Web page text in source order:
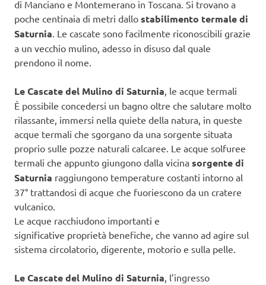
di Manciano e Montemerano in Toscana. Si trovano a
poche centinaia di metri dallo stabilimento termale di
Saturnia . Le cascate sono facilmente riconoscibili grazie
a un vecchio mulino, adesso in disuso dal quale
prendono il nome.
Le Cascate del Mulino di Saturnia , le acque termali
È possibile concedersi un bagno oltre che salutare molto
rilassante, immersi nella quiete della natura, in queste
acque termali che sgorgano da una sorgente situata
proprio sulle pozze naturali calcaree. Le acque solfuree
termali che appunto giungono dalla vicina sorgente di
Saturnia raggiungono temperature costanti intorno al
37° trattandosi di acque che fuoriescono da un cratere
vulcanico.
Le acque racchiudono importanti e
significative proprietà benefiche, che vanno ad agire sul
sistema circolatorio, digerente, motorio e sulla pelle.
Le Cascate del Mulino di Saturnia , l’ingresso